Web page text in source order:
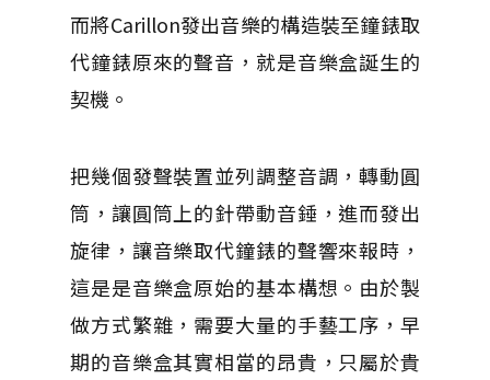
而將Carillon發出音樂的構造裝至鐘錶取
代鐘錶原來的聲音，就是音樂盒誕生的
契機。
把幾個發聲裝置並列調整音調，轉動圓
筒，讓圓筒上的針帶動音錘，進而發出
旋律，讓音樂取代鐘錶的聲響來報時，
這是是音樂盒原始的基本構想。由於製
做方式繁雜，需要大量的手藝工序，早
期的音樂盒其實相當的昂貴，只屬於貴